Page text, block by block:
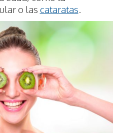
o las cataratas